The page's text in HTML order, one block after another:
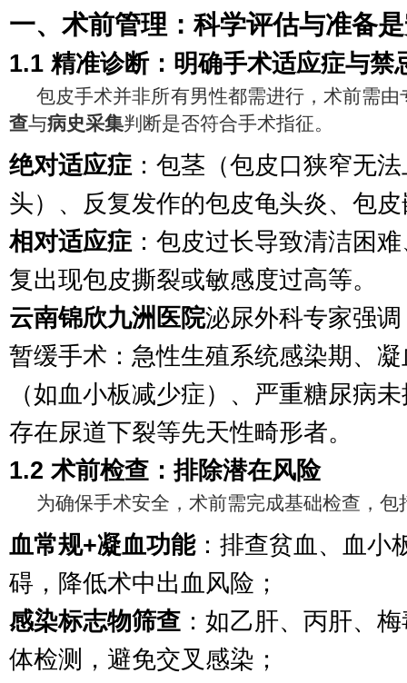
一、术前管理：科学评估与准备
1.1 精准诊断：明确手术适应症与禁
包皮手术并非所有男性都需进行，术前需由
查与病史采集判断是否符合手术指征。
绝对适应症：包茎（包皮口狭窄无
头）、反复发作的包皮龟头炎、包
相对适应症：包皮过长导致清洁困
复出现包皮撕裂或敏感度过高等。
云南锦欣九洲医院泌尿外科专家强
暂缓手术：急性生殖系统感染期、
（如血小板减少症）、严重糖尿病
存在尿道下裂等先天性畸形者。
1.2 术前检查：排除潜在风险
为确保手术安全，术前需完成基础检查，包
血常规+凝血功能：排查贫血、血小
碍，降低术中出血风险；
感染标志物筛查 ：如乙肝、丙肝、
体检测，避免交叉感染；